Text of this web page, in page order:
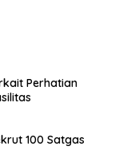
Perhatian
100 Satgas